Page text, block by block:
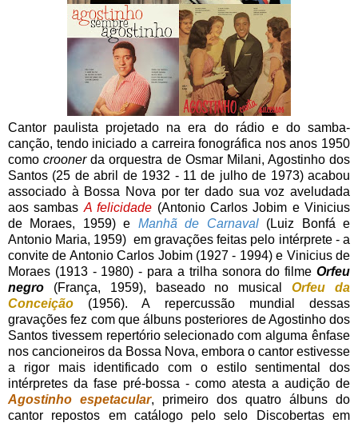
Cantor paulista projetado na era do rádio e do samba-
canção, tendo iniciado a carreira fonográfica nos anos 1950
comocroonerda orquestra de Osmar Milani, Agostinho dos
Santos (25 de abril de 1932 - 11 de julho de 1973) acabou
associado à Bossa Nova por ter dado sua voz aveludada
aos sambas A felicidade (Antonio Carlos Jobim e Vinicius
de Moraes, 1959) e Manhã de Carnaval(Luiz Bonfá e
Antonio Maria, 1959) em gravações feitas pelo intérprete - a
convite de Antonio Carlos Jobim (1927 - 1994) e Vinicius de
Moraes (1913 - 1980) - para a trilha sonora do filme Orfeu
negro (França, 1959), baseado no musicalOrfeu da
Conceição (1956). A repercussão mundial dessas
gravações fez com que álbuns posteriores de Agostinho dos
Santos tivessem repertório selecionado com alguma ênfase
nos cancioneiros da Bossa Nova, embora o cantor estivesse
a rigor mais identificado com o estilo sentimental dos
intérpretes da fase pré-bossa - como atesta a audição de
Agostinho espetacular, primeiro dos quatro álbuns do
cantor repostos em catálogo pelo selo Discobertas em